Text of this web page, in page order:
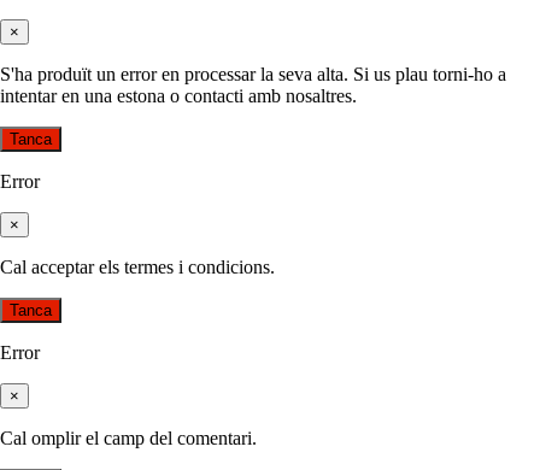
×
S'ha produït un error en processar la seva alta. Si us plau torni-ho a
intentar en una estona o contacti amb nosaltres.
Tanca
Error
×
Cal acceptar els termes i condicions.
Tanca
Error
×
Cal omplir el camp del comentari.